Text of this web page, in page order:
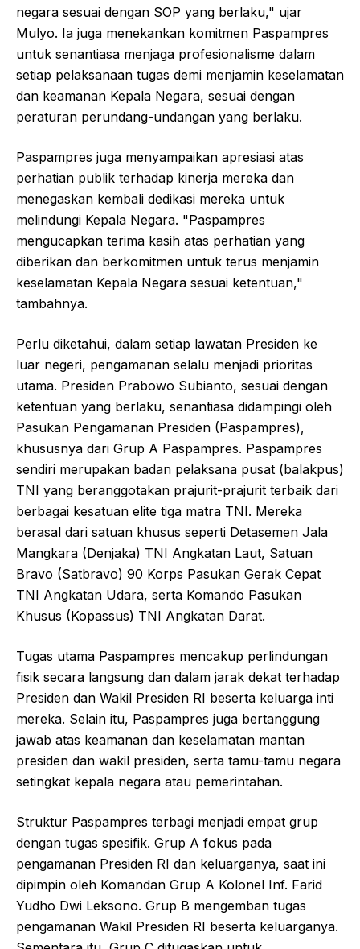
negara sesuai dengan SOP yang berlaku," ujar
Mulyo. Ia juga menekankan komitmen Paspampres
untuk senantiasa menjaga profesionalisme dalam
setiap pelaksanaan tugas demi menjamin keselamatan
dan keamanan Kepala Negara, sesuai dengan
peraturan perundang-undangan yang berlaku.
Paspampres juga menyampaikan apresiasi atas
perhatian publik terhadap kinerja mereka dan
menegaskan kembali dedikasi mereka untuk
melindungi Kepala Negara. "Paspampres
mengucapkan terima kasih atas perhatian yang
diberikan dan berkomitmen untuk terus menjamin
keselamatan Kepala Negara sesuai ketentuan,"
tambahnya.
Perlu diketahui, dalam setiap lawatan Presiden ke
luar negeri, pengamanan selalu menjadi prioritas
utama. Presiden Prabowo Subianto, sesuai dengan
ketentuan yang berlaku, senantiasa didampingi oleh
Pasukan Pengamanan Presiden (Paspampres),
khususnya dari Grup A Paspampres. Paspampres
sendiri merupakan badan pelaksana pusat (balakpus)
TNI yang beranggotakan prajurit-prajurit terbaik dari
berbagai kesatuan elite tiga matra TNI. Mereka
berasal dari satuan khusus seperti Detasemen Jala
Mangkara (Denjaka) TNI Angkatan Laut, Satuan
Bravo (Satbravo) 90 Korps Pasukan Gerak Cepat
TNI Angkatan Udara, serta Komando Pasukan
Khusus (Kopassus) TNI Angkatan Darat.
Tugas utama Paspampres mencakup perlindungan
fisik secara langsung dan dalam jarak dekat terhadap
Presiden dan Wakil Presiden RI beserta keluarga inti
mereka. Selain itu, Paspampres juga bertanggung
jawab atas keamanan dan keselamatan mantan
presiden dan wakil presiden, serta tamu-tamu negara
setingkat kepala negara atau pemerintahan.
Struktur Paspampres terbagi menjadi empat grup
dengan tugas spesifik. Grup A fokus pada
pengamanan Presiden RI dan keluarganya, saat ini
dipimpin oleh Komandan Grup A Kolonel Inf. Farid
Yudho Dwi Leksono. Grup B mengemban tugas
pengamanan Wakil Presiden RI beserta keluarganya.